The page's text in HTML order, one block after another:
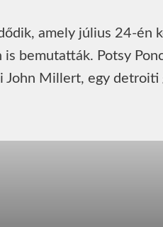
amely július 24-én
bemutatták. Potsy
John Millert, egy